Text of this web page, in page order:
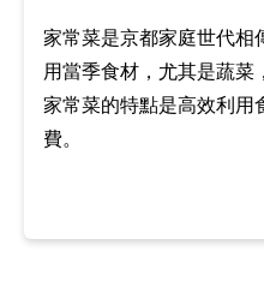
家常菜是京都家庭世代相
用當季食材，尤其是蔬菜
家常菜的特點是高效利用
費。